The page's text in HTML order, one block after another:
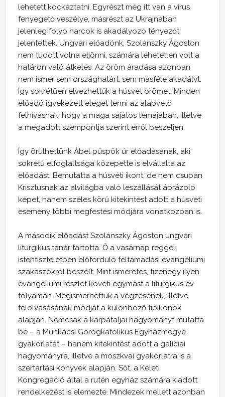
lehetett kockáztatni. Egyrészt még itt van a vírus
fenyegető veszélye, másrészt az Ukrajnában
jelenleg folyó harcok is akadályozó tényezőt
jelentettek. Ungvári előadónk, Szolánszky Ágoston
nem tudott volna eljönni, számára lehetetlen volt a
határon való átkelés. Az öröm áradása azonban
nem ismer sem országhatárt, sem másféle akadályt.
Így sokrétűen élvezhettük a húsvét örömét. Minden
előadó igyekezett eleget tenni az alapvető
felhívásnak, hogy a maga sajátos témájában, illetve
a megadott szempontja szerint erről beszéljen.
Így örülhettünk Ábel püspök úr előadásának, aki
sokrétű elfoglaltsága közepette is elvállalta az
előadást. Bemutatta a húsvéti ikont, de nem csupán
Krisztusnak az alvilágba való leszállását ábrázoló
képet, hanem széles körű kitekintést adott a húsvéti
esemény többi megfestési módjára vonatkozóan is.
A második előadást Szolánszky Ágoston ungvári
liturgikus tanár tartotta. Ő a vasárnap reggeli
istentiszteletben előforduló feltámadási evangéliumi
szakaszokról beszélt. Mint ismeretes, tizenegy ilyen
evangéliumi részlet követi egymást a liturgikus év
folyamán. Megismerhettük a végzésének, illetve
felolvasásának módját a különböző tipikonok
alapján. Nemcsak a kárpátaljai hagyományt mutatta
be – a Munkácsi Görögkatolikus Egyházmegye
gyakorlatát – hanem kitekintést adott a galíciai
hagyományra, illetve a moszkvai gyakorlatra is a
szertartási könyvek alapján. Sőt, a Keleti
Kongregáció által a rutén egyház számára kiadott
rendelkezést is elemezte. Mindezek mellett azonban